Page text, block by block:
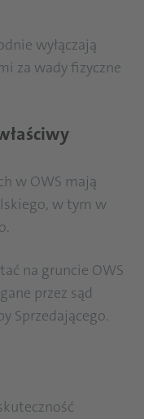
wyłączają
za wady fizyczne
w OWS mają
w tym w
na gruncie OWS
przez sąd
Sprzedającego.